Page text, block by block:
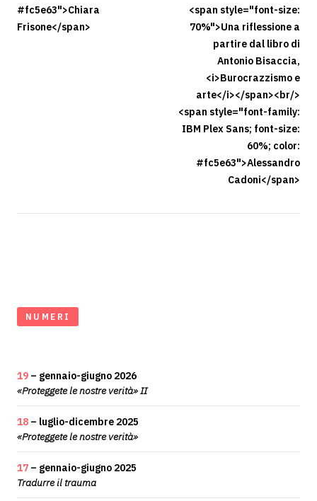
#fc5e63">Chiara
Frisone</span>
<span style="font-size:
70%">Una riflessione a
partire dal libro di
Antonio Bisaccia,
<i>Burocrazzismo e
arte</i></span><br/>
<span style="font-family:
IBM Plex Sans; font-size:
60%; color:
#fc5e63">Alessandro
Cadoni</span>
NUMERI
19 – gennaio-giugno 2026
«Proteggete le nostre verità» II
18 – luglio-dicembre 2025
«Proteggete le nostre verità»
17 – gennaio-giugno 2025
Tradurre il trauma